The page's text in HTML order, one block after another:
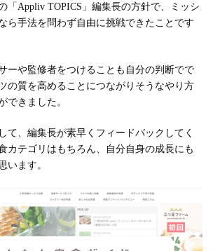
「Appliv TOPICS」編集長の方針で、ミッシ
ら手法を問わず自由に挑戦できたことです
ーや監修者をつけることも自分の判断でで
の質を高めることにつながりそうなやり方
できました。
て、編集長が素早くフィードバックしてく
カテゴリはもちろん、自分自身の成長にも
います。